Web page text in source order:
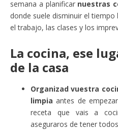
semana a planificarnuestras
donde suele disminuir el
el trabajo, las clases y los
La cocina, ese
de la casa
Organizad vuestra
limpia antes de
receta que vais a
aseguraros de tener